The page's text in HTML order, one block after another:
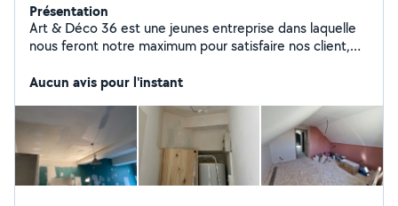
Présentation
Art & Déco 36 est une jeunes entreprise dans laquelle
nous feront notre maximum pour satisfaire nos client,
de l'enduisage, du papier peint, du sols au plafond
complètement gratuit ART & Déco36
Aucun avis pour l'instant